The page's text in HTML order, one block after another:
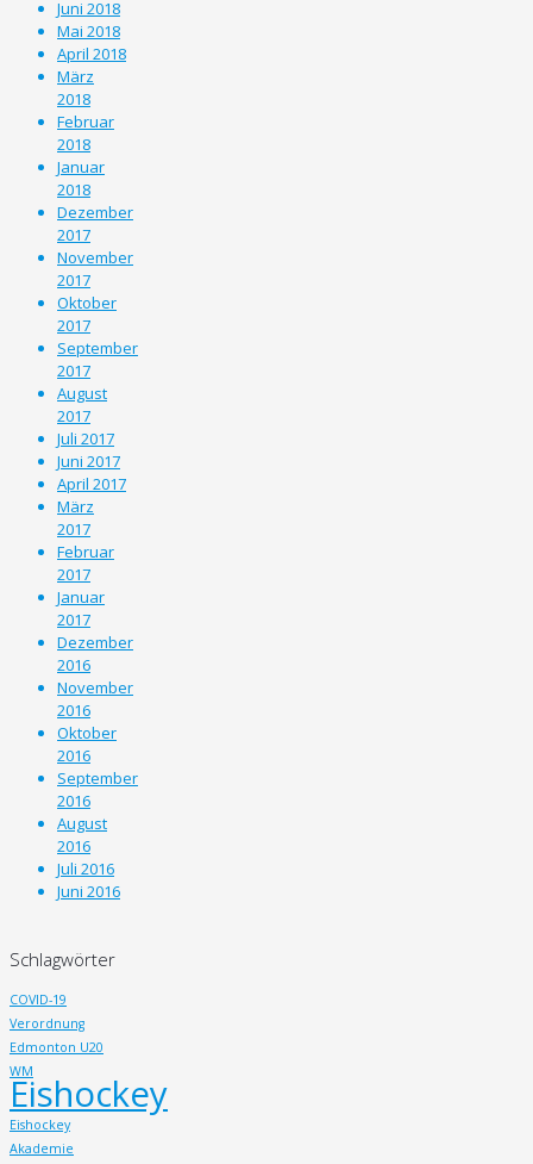
Juni 2018
Mai 2018
April 2018
März
2018
Februar
2018
Januar
2018
Dezember
2017
November
2017
Oktober
2017
September
2017
August
2017
Juli 2017
Juni 2017
April 2017
März
2017
Februar
2017
Januar
2017
Dezember
2016
November
2016
Oktober
2016
September
2016
August
2016
Juli 2016
Juni 2016
Schlagwörter
COVID-19
Verordnung
Edmonton U20
WM
Eishockey
Eishockey
Akademie